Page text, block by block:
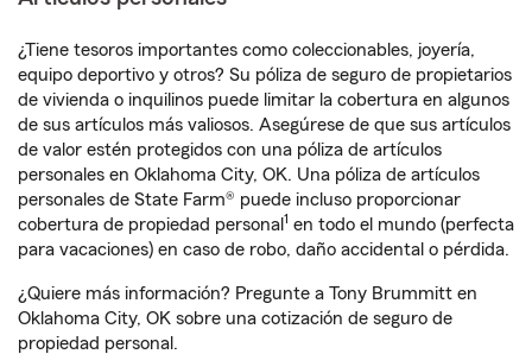
¿Tiene tesoros importantes como coleccionables, joyería,
equipo deportivo y otros? Su póliza de seguro de propietarios
de vivienda o inquilinos puede limitar la cobertura en algunos
de sus artículos más valiosos. Asegúrese de que sus artículos
de valor estén protegidos con una póliza de artículos
personales en Oklahoma City, OK. Una póliza de artículos
personales de State Farm® puede incluso proporcionar
cobertura de propiedad personal 1 en todo el mundo (perfecta
para vacaciones) en caso de robo, daño accidental o pérdida.
¿Quiere más información? Pregunte a Tony Brummitt en
Oklahoma City, OK sobre una cotización de seguro de
propiedad personal.